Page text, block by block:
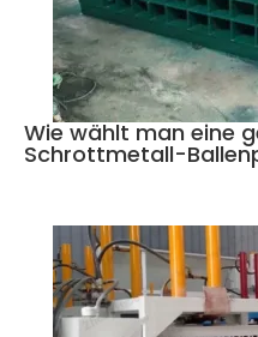
Wie wählt man eine
Schrottmetall-